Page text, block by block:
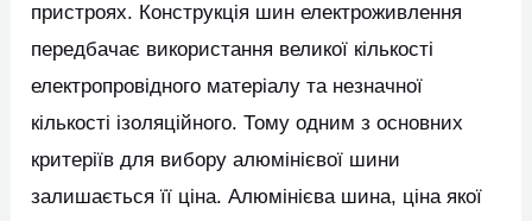
пристроях. Конструкція шин електроживлення
передбачає використання великої кількості
електропровідного матеріалу та незначної
кількості ізоляційного. Тому одним з основних
критеріїв для вибору алюмінієвої шини
залишається її ціна. Алюмінієва шина, ціна якої